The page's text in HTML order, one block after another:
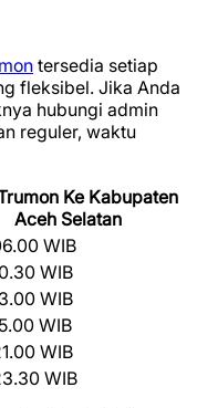
tersedia setiap
fleksibel. Jika Anda
hubungi admin
reguler, waktu
Ke Kabupaten
Aceh Selatan
WIB
WIB
WIB
WIB
WIB
WIB